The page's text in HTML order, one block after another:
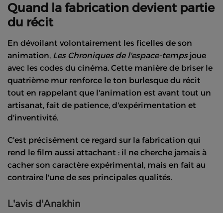
Quand la fabrication devient partie
du récit
En dévoilant volontairement les ficelles de son
animation, Les Chroniques de l'espace-tempsjoue
avec les codes du cinéma. Cette manière de briser le
quatrième mur renforce le ton burlesque du récit
tout en rappelant que l'animation est avant tout un
artisanat, fait de patience, d'expérimentation et
d'inventivité.
C'est précisément ce regard sur la fabrication qui
rend le film aussi attachant : il ne cherche jamais à
cacher son caractère expérimental, mais en fait au
contraire l'une de ses principales qualités.
L'avis d'Anakhin